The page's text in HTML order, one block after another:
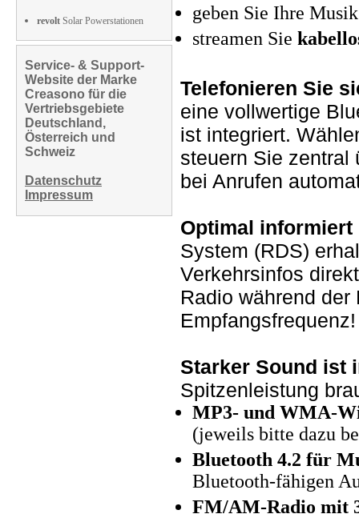
revolt Solar Powerstationen
Service- & Support-
Website der Marke
Creasono für die
Vertriebsgebiete
Deutschland,
Österreich und
Schweiz
Datenschutz
Impressum
geben Sie Ihre
streamen Sie
Telefonieren Sie
eine vollwertige
ist integriert.
steuern Sie zentral
bei Anrufen
Optimal informiert
System (RDS)
Verkehrsinfos
Radio während
Empfangsfrequenz!
Starker Sound ist
Spitzenleistung
MP3- und WMA-
(jeweils bitte dazu
Bluetooth 4.2 für
Bluetooth-fähigen
FM/AM-Radio mit